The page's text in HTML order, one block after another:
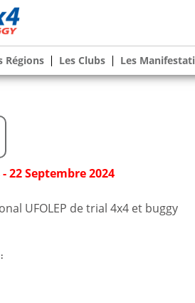
Régions Les Clubs Les
22 Septembre 2024
UFOLEP de trial 4x4 et buggy